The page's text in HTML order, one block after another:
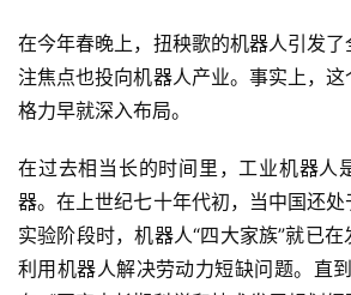
在今年春晚上，扭秧歌的机器人引发
注焦点也投向机器人产业。事实上，这
格力早就深入布局。
在过去相当长的时间里，工业机器人
器。在上世纪七十年代初，当中国还
实验阶段时，机器人“四大家族”就已
利用机器人解决劳动力短缺问题。直